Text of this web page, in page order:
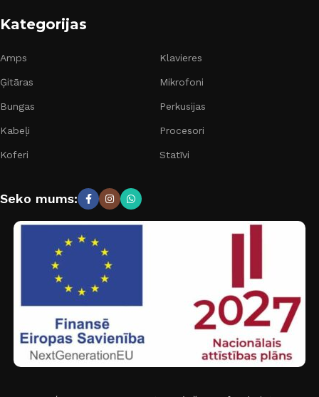
Kategorijas
Amps
Ģitāras
Bungas
Kabeļi
Koferi
Klavieres
Mikrofoni
Perkusijas
Procesori
Statīvi
Seko mums: